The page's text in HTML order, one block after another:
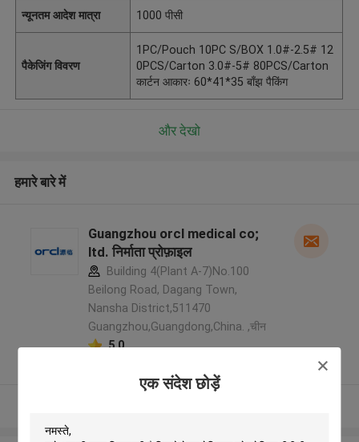
एक संदेश छोड़ें
न्यूनतम आदेश मात्रा 1000 पीसी
पैकेजिंग विवरण
1PC/Pouch 10PC S/BOX 1.0#-2.5# 12
0PCS/Carton 3.0#-5# 80PCS/Carton
कार्टन आकारः 60*41*35 बाँझ पैकिंग
और देखो
हमारे बारे में
Guangzhou orcl medical co;
ltd. निर्माता प्रोफ़ाइल
Building 4(Plant A-7)No.100
Beilong Road, Dagang Town,
Nansha District,511470
Guangzhou,Guangdong,China. ,चीन
5.0